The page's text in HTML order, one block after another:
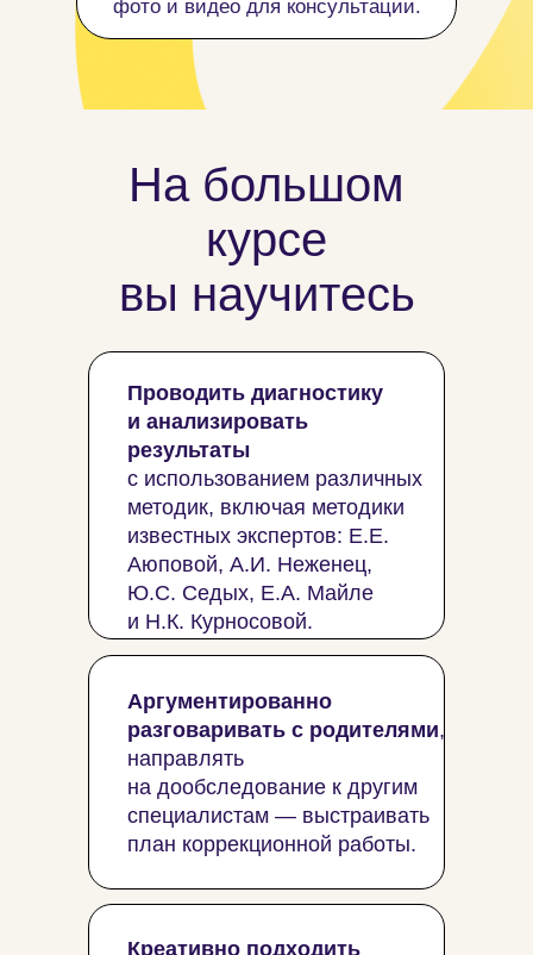
фото и видео для консультации.
На большом
курсе
вы научитесь
Проводить диагностику
и анализировать
результаты
с использованием различных
методик, включая методики
известных экспертов: Е.Е.
Аюповой, А.И. Неженец,
Ю.С. Седых, Е.А. Майле
и Н.К. Курносовой.
Аргументированно
разговаривать с родителями,
направлять
на дообследование к другим
специалистам — выстраивать
план коррекционной работы.
Креативно подходить